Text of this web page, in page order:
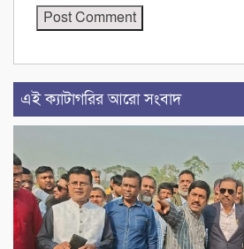
এই ক্যাটাগরির আরো সংবাদ